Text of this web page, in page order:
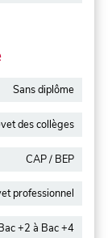
Sans diplôme
des collèges
CAP / BEP
professionnel
+2 à Bac +4